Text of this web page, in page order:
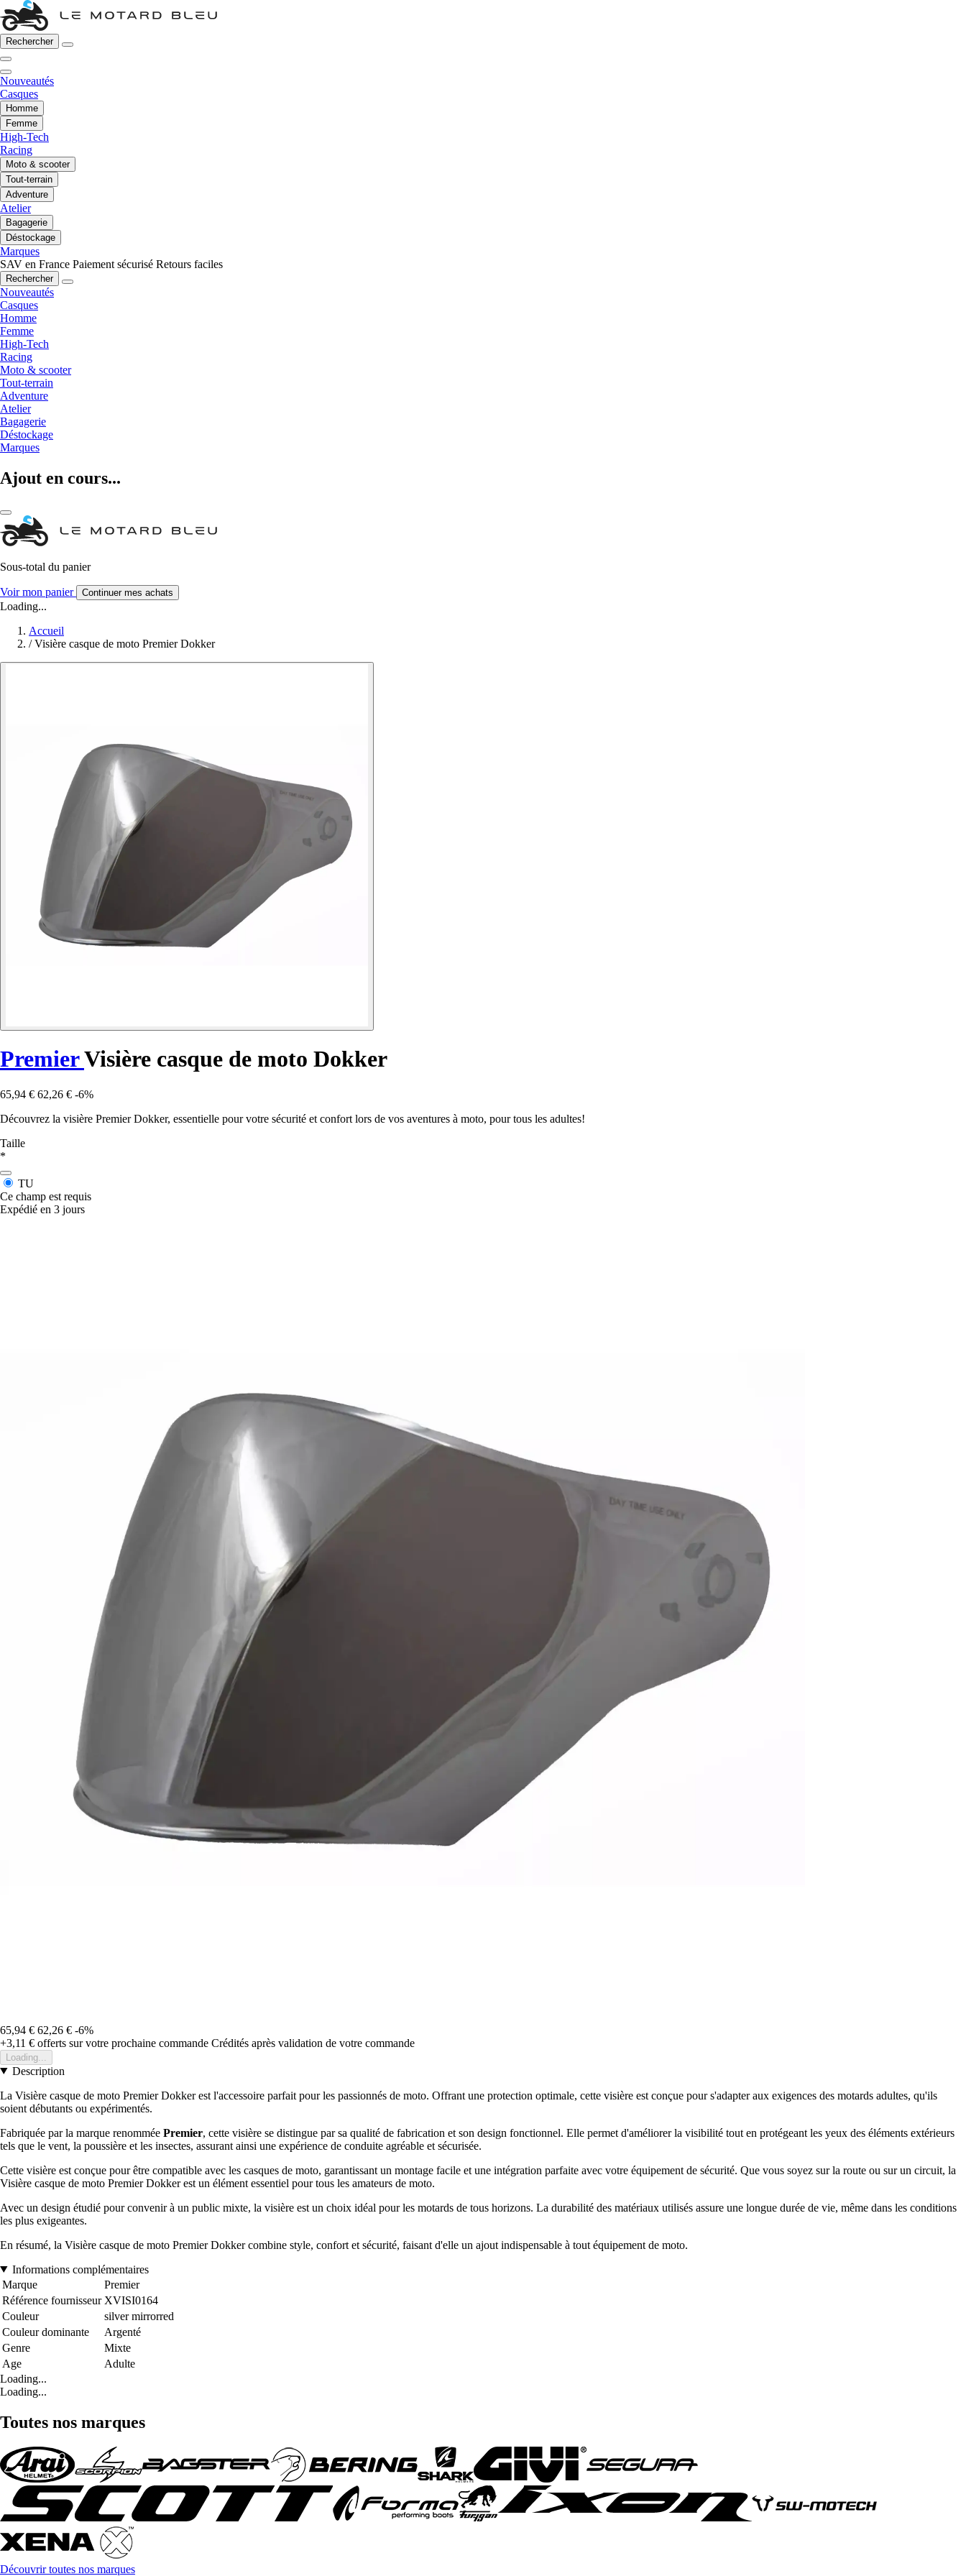
Rechercher
Nouveautés
Casques
Homme
Femme
High-Tech
Racing
Moto & scooter
Tout-terrain
Adventure
Atelier
Bagagerie
Déstockage
Marques
SAV en France Paiement sécurisé Retours faciles
Rechercher
Nouveautés
Casques
Homme
Femme
High-Tech
Racing
Moto & scooter
Tout-terrain
Adventure
Atelier
Bagagerie
Déstockage
Marques
Ajout en cours...
Sous-total du panier
Voir mon panier Continuer mes achats
Loading...
Accueil
/ Visière casque de moto Premier Dokker
PremierVisière casque de moto Dokker
65,94 € 62,26 € -6%
Découvrez la visière Premier Dokker, essentielle pour votre sécurité et confort lors de vos aventures à moto, pour tous les adultes!
Taille
*
TU
Ce champ est requis
Expédié en 3 jours
65,94 € 62,26 € -6%
+3,11 € offerts sur votre prochaine commande Crédités après validation de votre commande
Loading...
Description
La Visière casque de moto Premier Dokker est l'accessoire parfait pour les passionnés de moto. Offrant une protection optimale, cette visière est conçue pour s'adapter aux exigences des motards adultes, qu'ils
soient débutants ou expérimentés.
Fabriquée par la marque renommée Premier, cette visière se distingue par sa qualité de fabrication et son design fonctionnel. Elle permet d'améliorer la visibilité tout en protégeant les yeux des éléments extérieurs
tels que le vent, la poussière et les insectes, assurant ainsi une expérience de conduite agréable et sécurisée.
Cette visière est conçue pour être compatible avec les casques de moto, garantissant un montage facile et une intégration parfaite avec votre équipement de sécurité. Que vous soyez sur la route ou sur un circuit, la
Visière casque de moto Premier Dokker est un élément essentiel pour tous les amateurs de moto.
Avec un design étudié pour convenir à un public mixte, la visière est un choix idéal pour les motards de tous horizons. La durabilité des matériaux utilisés assure une longue durée de vie, même dans les conditions
les plus exigeantes.
En résumé, la Visière casque de moto Premier Dokker combine style, confort et sécurité, faisant d'elle un ajout indispensable à tout équipement de moto.
Informations complémentaires
Marque
Premier
Référence fournisseur XVISI0164
Couleur
silver mirrorred
Couleur dominante
Argenté
Genre
Mixte
Age
Adulte
Loading...
Loading...
Toutes nos marques
Découvrir toutes nos marques